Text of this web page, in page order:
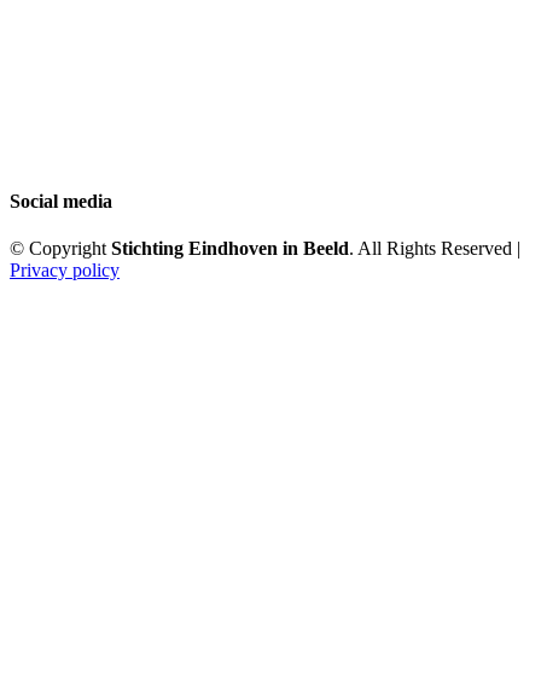
Social media
© CopyrightStichting Eindhoven in Beeld. All Rights Reserved |
Privacy policy